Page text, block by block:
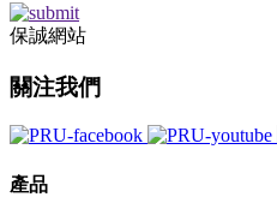
保誠網站
關注我們
產品